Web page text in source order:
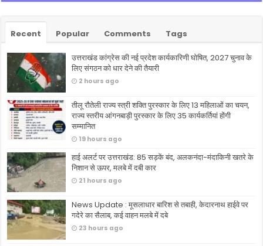
Recent Popular Comments Tags
उत्तराखंड कांग्रेस की नई प्रदेश कार्यकारिणी घोषित, 2027 चुनाव के
लिए संगठन को धार देने की तैयारी
2 hours ago
तीलू रौतेली राज्य स्त्री शक्ति पुरस्कार के लिए 13 महिलाओं का चयन,
राज्य स्तरीय आंगनबाड़ी पुरस्कार के लिए 35 कार्यकर्तियां होंगी
सम्मानित
19 hours ago
हाई अलर्ट पर उत्तराखंड: 85 सड़कें बंद, अलकनंदा-मंदाकिनी खतरे के
निशान से ऊपर, मलबे में दबी कार
21 hours ago
News Update : मूसलाधार बारिश से तबाही, केदारनाथ हाईवे पर
गदेरे का सैलाब, कई वाहन मलबे में दबे
23 hours ago